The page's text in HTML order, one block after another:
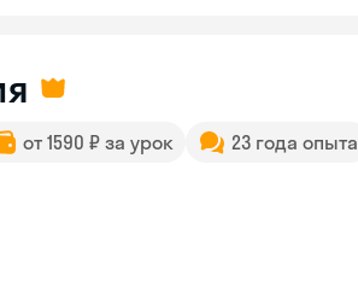
от 1590 ₽ за урок 23 года опыта